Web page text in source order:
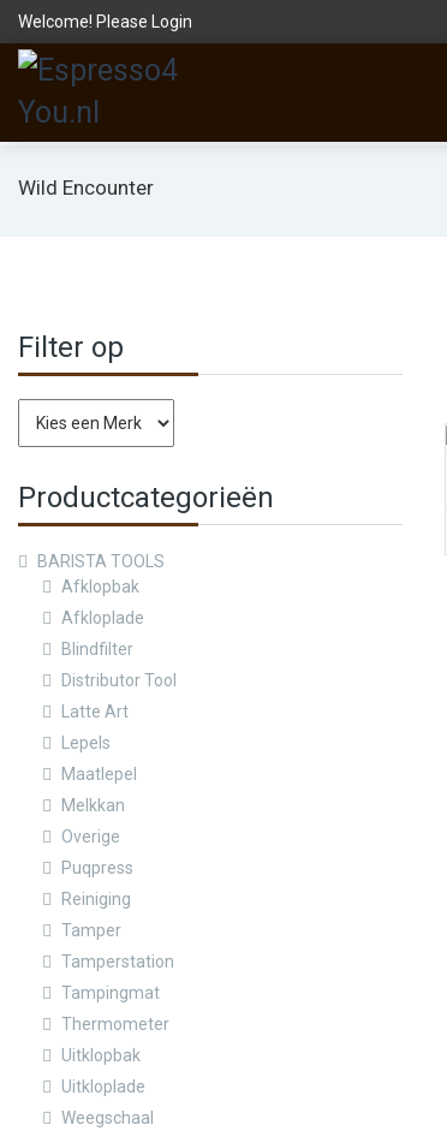
Welcome! Please Login
Wild Encounter
Filter op
Productcategorieën
BARISTA TOOLS
Afklopbak
Afkloplade
Blindfilter
Distributor Tool
Latte Art
Lepels
Maatlepel
Melkkan
Overige
Puqpress
Reiniging
Tamper
Tamperstation
Tampingmat
Thermometer
Uitklopbak
Uitkloplade
Weegschaal
Vergelijk